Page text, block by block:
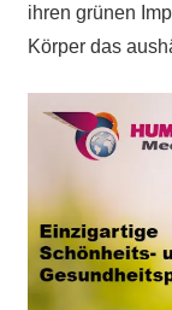
ihren grünen
Körper das